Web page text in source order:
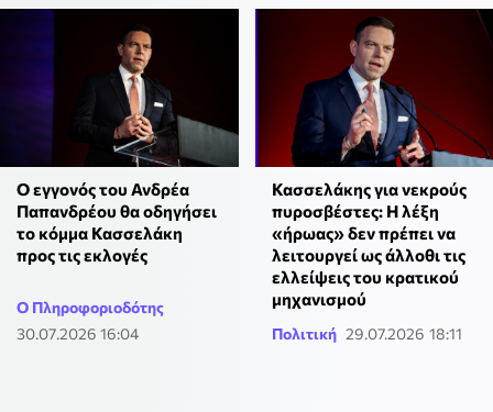
Ο εγγονός του Ανδρέα
Παπανδρέου θα οδηγήσει
το κόμμα Κασσελάκη
προς τις εκλογές
Ο Πληροφοριοδότης
30.07.2026 16:04
Κασσελάκης για νεκρούς
πυροσβέστες: Η λέξη
«ήρωας» δεν πρέπει να
λειτουργεί ως άλλοθι τις
ελλείψεις του κρατικού
μηχανισμού
Πολιτική 29.07.2026 18:11